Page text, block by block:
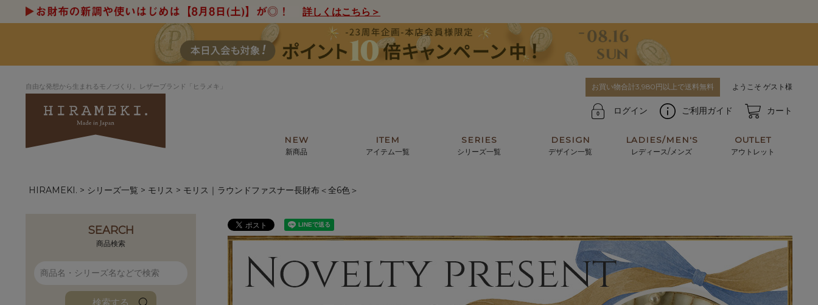
詳しくはこちら＞
自由な発想から生まれるモノづくり。レザーブランド「ヒラメキ」 お買い物合計3,980円以上で送料無料 ようこそ ゲスト様
ログイン ご利用ガイド カート
NEW
新商品
ITEM
アイテム一覧
長財布 パスケース
SERIES
シリーズ一覧
シーナリーオブザコメット
ブルーアート シャーク ルリユール
アニマルズ
イタリアンレザー ブライトン
ローダ アートレザーバッグ
DESIGN
デザイン一覧
アートから探す マテリアルから探す
LADIES/MEN'S
レディース/メンズ
For ladies
OUTLET
アウトレット
HIRAMEKI. シリーズ一覧 モリス モリス｜ラウンドファスナー長財布＜全6色＞
SEARCH
商品検索
検索する